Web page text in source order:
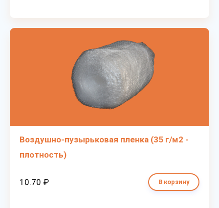
Воздушно-пузырьковая пленка (35 г/м2 -
плотность)
10.70 ₽ В корзину